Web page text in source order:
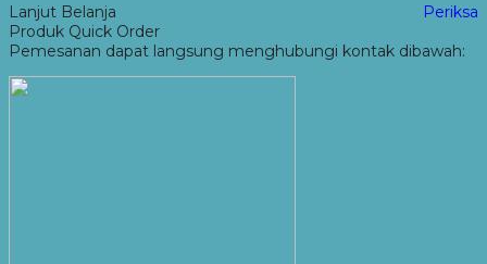
Lanjut Belanja
Periksa
Produk Quick Order
Pemesanan dapat langsung menghubungi kontak dibawah: